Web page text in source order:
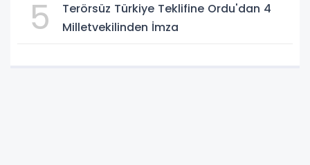
5
Terörsüz Türkiye Teklifine Ordu'dan 4
Milletvekilinden İmza